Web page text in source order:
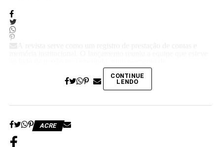
agradecimento e celebração pelo trabalho realizado. “Agradeço o
apoio e a colaboração de todos”, disse Guida.
CONTINUE
LENDO
ACRE